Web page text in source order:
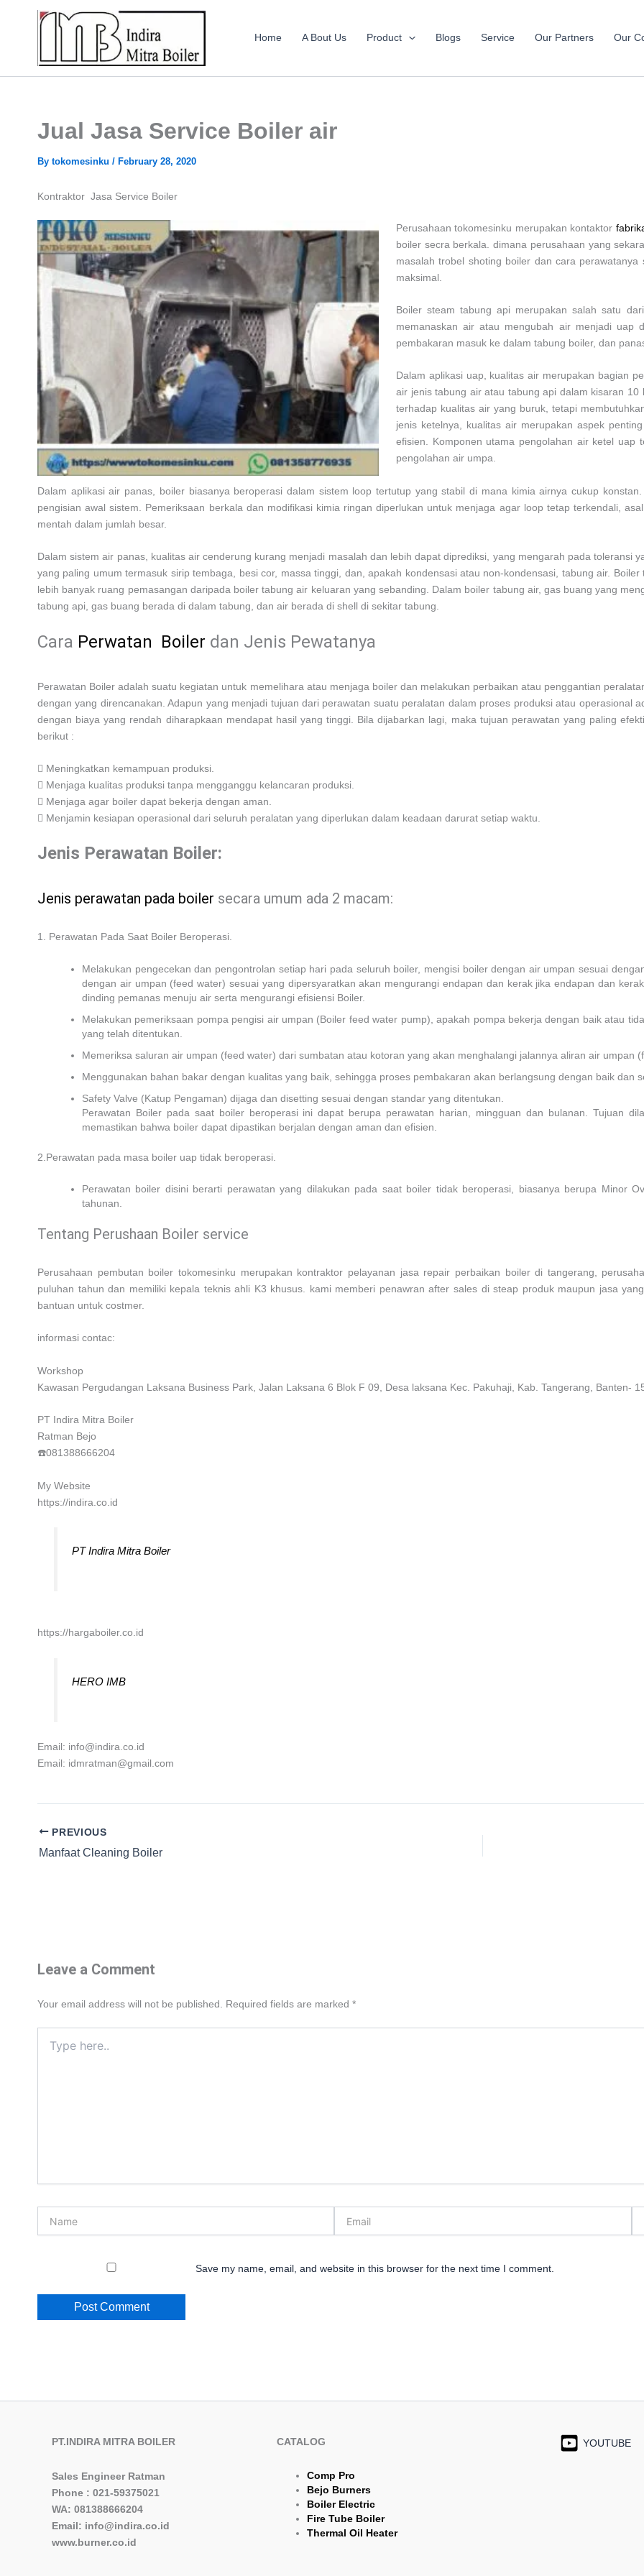
Home A Bout Us Product Blogs Service Our Partners Our
Jual Jasa Service Boiler air
By tokomesinku / February 28, 2020
Kontraktor Jasa Service Boiler
Perusahaan tokomesinku merupakan kontaktor
boiler secra berkala. dimana perusahaan yang
masalah trobel shoting boiler dan cara
maksimal.
Boiler steam tabung api merupakan salah satu
memanaskan air atau mengubah air menjadi uap
pembakaran masuk ke dalam tabung boiler, dan
Dalam aplikasi uap, kualitas air merupakan bagian
air jenis tabung air atau tabung api dalam kisaran 10
terhadap kualitas air yang buruk, tetapi
jenis ketelnya, kualitas air merupakan aspek
efisien. Komponen utama pengolahan air ketel uap
pengolahan air umpa.
Dalam aplikasi air panas, boiler biasanya beroperasi dalam sistem loop tertutup yang stabil di mana kimia airnya cukup
pengisian awal sistem. Pemeriksaan berkala dan modifikasi kimia ringan diperlukan untuk menjaga agar loop tetap terkendali,
mentah dalam jumlah besar.
Dalam sistem air panas, kualitas air cenderung kurang menjadi masalah dan lebih dapat diprediksi, yang mengarah pada toleransi
yang paling umum termasuk sirip tembaga, besi cor, massa tinggi, dan, apakah kondensasi atau non-kondensasi, tabung air.
lebih banyak ruang pemasangan daripada boiler tabung air keluaran yang sebanding. Dalam boiler tabung air, gas buang yang
tabung api, gas buang berada di dalam tabung, dan air berada di shell di sekitar tabung.
Cara Perwatan Boiler dan Jenis Pewatanya
Perawatan Boiler adalah suatu kegiatan untuk memelihara atau menjaga boiler dan melakukan perbaikan atau penggantian
dengan yang direncanakan. Adapun yang menjadi tujuan dari perawatan suatu peralatan dalam proses produksi atau operasional
dengan biaya yang rendah diharapkaan mendapat hasil yang tinggi. Bila dijabarkan lagi, maka tujuan perawatan yang paling
berikut :
 Meningkatkan kemampuan produksi.
 Menjaga kualitas produksi tanpa mengganggu kelancaran produksi.
 Menjaga agar boiler dapat bekerja dengan aman.
 Menjamin kesiapan operasional dari seluruh peralatan yang diperlukan dalam keadaan darurat setiap waktu.
Jenis Perawatan Boiler:
Jenis perawatan pada boiler secara umum ada 2 macam:
1. Perawatan Pada Saat Boiler Beroperasi.
Melakukan pengecekan dan pengontrolan setiap hari pada seluruh boiler, mengisi boiler dengan air umpan sesuai
dengan air umpan (feed water) sesuai yang dipersyaratkan akan mengurangi endapan dan kerak jika endapan dan
dinding pemanas menuju air serta mengurangi efisiensi Boiler.
Melakukan pemeriksaan pompa pengisi air umpan (Boiler feed water pump), apakah pompa bekerja dengan baik atau
yang telah ditentukan.
Memeriksa saluran air umpan (feed water) dari sumbatan atau kotoran yang akan menghalangi jalannya aliran air umpan
Menggunakan bahan bakar dengan kualitas yang baik, sehingga proses pembakaran akan berlangsung dengan baik dan
Safety Valve (Katup Pengaman) dijaga dan disetting sesuai dengan standar yang ditentukan.
Perawatan Boiler pada saat boiler beroperasi ini dapat berupa perawatan harian, mingguan dan bulanan. Tujuan
memastikan bahwa boiler dapat dipastikan berjalan dengan aman dan efisien.
2.Perawatan pada masa boiler uap tidak beroperasi.
Perawatan boiler disini berarti perawatan yang dilakukan pada saat boiler tidak beroperasi, biasanya berupa Minor
tahunan.
Tentang Perushaan Boiler service
Perusahaan pembutan boiler tokomesinku merupakan kontraktor pelayanan jasa repair perbaikan boiler di tangerang,
puluhan tahun dan memiliki kepala teknis ahli K3 khusus. kami memberi penawran after sales di steap produk maupun jasa
bantuan untuk costmer.
informasi contac:
Workshop
Kawasan Pergudangan Laksana Business Park, Jalan Laksana 6 Blok F 09, Desa laksana Kec. Pakuhaji, Kab. Tangerang, Banten-
PT Indira Mitra Boiler
Ratman Bejo
☎️081388666204
My Website
https://indira.co.id
PT Indira Mitra Boiler
https://hargaboiler.co.id
HERO IMB
Email: info@indira.co.id
Email: idmratman@gmail.com
PREVIOUS
Manfaat Cleaning Boiler
Leave a Comment
Your email address will not be published. Required fields are marked *
here..
Save my name, email, and website in this browser for the next time I comment.
PT.INDIRA MITRA BOILER
Sales Engineer Ratman
Phone : 021-59375021
WA: 081388666204
Email: info@indira.co.id
www.burner.co.id
CATALOG
Comp Pro
Bejo Burners
Boiler Electric
Fire Tube Boiler
Thermal Oil Heater
YOUTUBE